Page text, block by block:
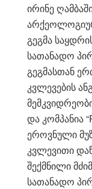
ირინე
გეგმა
სათანადო
გეგმასთან
კვლევების
და კომპანია
ეროვნული
კვლევითი
შექმნილი
სათანადო